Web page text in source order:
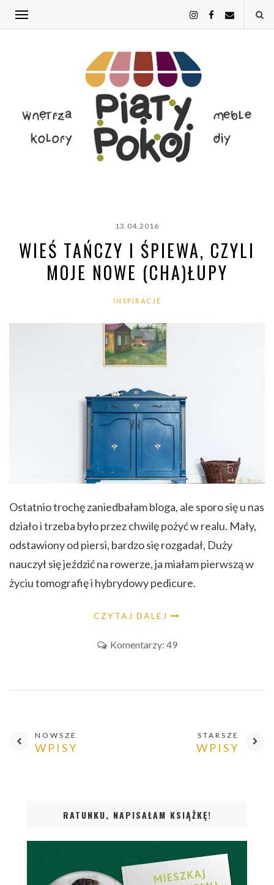
13.04.2016
WIEŚ TAŃCZY I ŚPIEWA, CZYLI
MOJE NOWE (CHA)ŁUPY
INSPIRACJE
Ostatnio trochę zaniedbałam bloga, ale sporo się u nas
działo i trzeba było przez chwilę pożyć w realu. Mały,
odstawiony od piersi, bardzo się rozgadał, Duży
nauczył się jeździć na rowerze, ja miałam pierwszą w
życiu tomografię i hybrydowy pedicure.
CZYTAJ DALEJ
Komentarzy: 49
NOWSZE
WPISY
STARSZE
WPISY
RATUNKU, NAPISAŁAM KSIĄŻKĘ!